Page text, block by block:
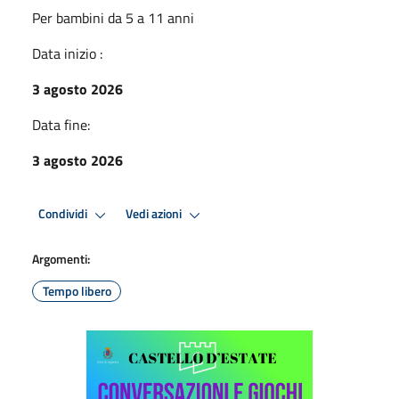
Per bambini da 5 a 11 anni
Data inizio :
3 agosto 2026
Data fine:
3 agosto 2026
Condividi Vedi azioni
Argomenti:
Tempo libero